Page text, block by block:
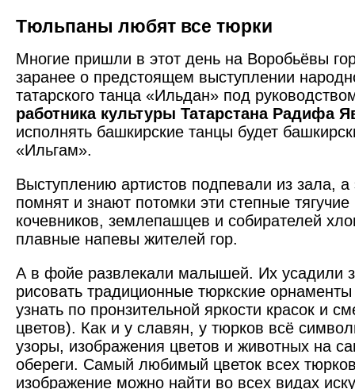
Тюльпаны любят все тюрки
Многие пришли в этот день на Воробьёвы
заранее о предстоящем выступлении
татарского танца «Ильдан» под
работника культуры Татарстана Радифа
исполнять башкирские танцы будет
«Ильгам».
Выступлению артистов подпевали из зала, а
помнят и знают потомки эти степные
кочевников, землепашцев и собирателей
плавные напевы жителей гор.
А в фойе развлекали малышей. Их усадили
рисовать традиционные тюркские
узнать по прон­зительной яркости красок и
цветов). Как и у славян, у тюрков всё
узоры, изображения цветов и животных на
обереги. Самый любимый цветок всех
изображение можно найти во всех видах